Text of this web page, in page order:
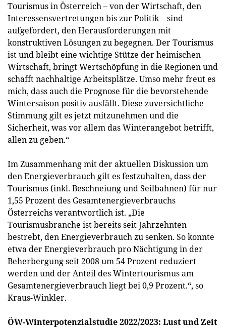
Tourismus in Österreich – von der Wirtschaft, den
Interessensvertretungen bis zur Politik – sind
aufgefordert, den Herausforderungen mit
konstruktiven Lösungen zu begegnen. Der Tourismus
ist und bleibt eine wichtige Stütze der heimischen
Wirtschaft, bringt Wertschöpfung in die Regionen und
schafft nachhaltige Arbeitsplätze. Umso mehr freut es
mich, dass auch die Prognose für die bevorstehende
Wintersaison positiv ausfällt. Diese zuversichtliche
Stimmung gilt es jetzt mitzunehmen und die
Sicherheit, was vor allem das Winterangebot betrifft,
allen zu geben.“
Im Zusammenhang mit der aktuellen Diskussion um
den Energieverbrauch gilt es festzuhalten, dass der
Tourismus (inkl. Beschneiung und Seilbahnen) für nur
1,55 Prozent des Gesamtenergieverbrauchs
Österreichs verantwortlich ist. „Die
Tourismusbranche ist bereits seit Jahrzehnten
bestrebt, den Energieverbrauch zu senken. So konnte
etwa der Energieverbrauch pro Nächtigung in der
Beherbergung seit 2008 um 54 Prozent reduziert
werden und der Anteil des Wintertourismus am
Gesamtenergieverbrauch liegt bei 0,9 Prozent.“, so
Kraus-Winkler.
ÖW-Winterpotenzialstudie 2022/2023: Lust und Zeit